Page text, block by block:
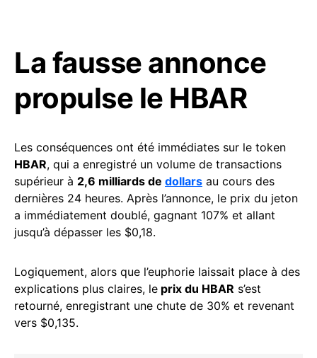
La fausse annonce
propulse le HBAR
Les conséquences ont été immédiates sur le token
HBAR, qui a enregistré un volume de transactions
supérieur à 2,6 milliards de dollars au cours des
dernières 24 heures. Après l’annonce, le prix du jeton
a immédiatement doublé, gagnant 107% et allant
jusqu’à dépasser les $0,18.
Logiquement, alors que l’euphorie laissait place à des
explications plus claires, le prix du HBAR s’est
retourné, enregistrant une chute de 30% et revenant
vers $0,135.